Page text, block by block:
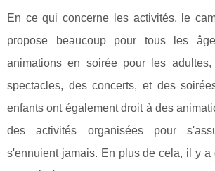
En ce qui concerne les activités, le
propose beaucoup pour tous les
animations en soirée pour les
spectacles, des concerts, et des
enfants ont également droit à des
des activités organisées pour
s'ennuient jamais. En plus de cela, il y a